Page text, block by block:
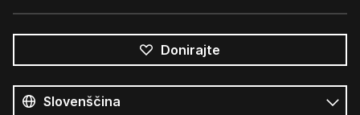
Donirajte
jeziki
Jezik